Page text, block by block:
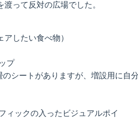
渡って反対の広場でした。
アしたい食べ物）
プ
のシートがありますが、増設用に自
ィックの入ったビジュアルポイ